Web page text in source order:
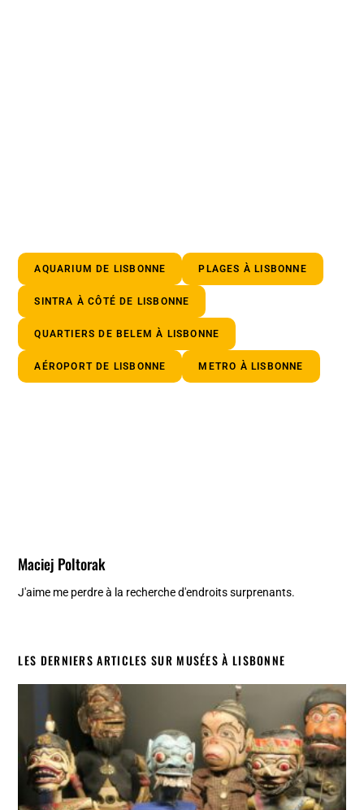
AQUARIUM DE LISBONNE PLAGES À LISBONNE
SINTRA À CÔTÉ DE LISBONNE
QUARTIERS DE BELEM À LISBONNE
AÉROPORT DE LISBONNE METRO À LISBONNE
Maciej Poltorak
J'aime me perdre à la recherche d'endroits surprenants.
LES DERNIERS ARTICLES SUR MUSÉES À LISBONNE